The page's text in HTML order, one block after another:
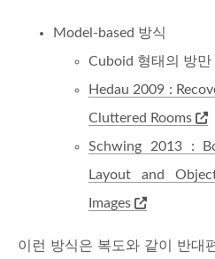
Model-based 방식
Cuboid 형태의 방만
Hedau 2009 :
Cluttered Rooms
Schwing 2013 :
Layout and
Images
이런 방식은 복도와 같이 반대